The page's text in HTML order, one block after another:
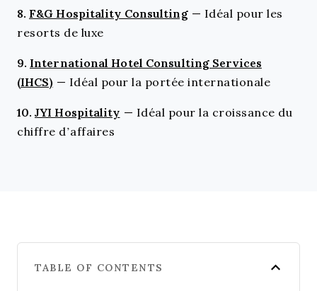
8. F&G Hospitality Consulting — Idéal pour les
resorts de luxe
9. International Hotel Consulting Services
(IHCS) — Idéal pour la portée internationale
10. JYI Hospitality — Idéal pour la croissance du
chiffre d’affaires
TABLE OF CONTENTS